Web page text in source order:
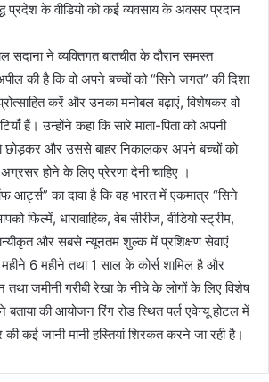
प्रदेश के वीडियो को कई व्यवसाय के अवसर प्रदान
ने व्यक्तिगत बातचीत के दौरान समस्त
की है कि वो अपने बच्चों को “सिने जगत” की दिशा
करें और उनका मनोबल बढ़ाएं, विशेषकर वो
हैं। उन्होंने कहा कि सारे माता-पिता को अपनी
छोड़कर और उससे बाहर निकालकर अपने बच्चों को
होने के लिए प्रेरणा देनी चाहिए ।
आर्ट्स” का दावा है कि वह भारत में एकमात्र “सिने
फिल्में, धारावाहिक, वेब सीरीज, वीडियो स्ट्रीम,
और सबसे न्यूनतम शुल्क में प्रशिक्षण सेवाएं
6 महीने तथा 1 साल के कोर्स शामिल है और
जमीनी गरीबी रेखा के नीचे के लोगों के लिए विशेष
बताया की आयोजन रिंग रोड स्थित पर्ल एवेन्यू होटल में
कई जानी मानी हस्तियां शिरकत करने जा रही है।